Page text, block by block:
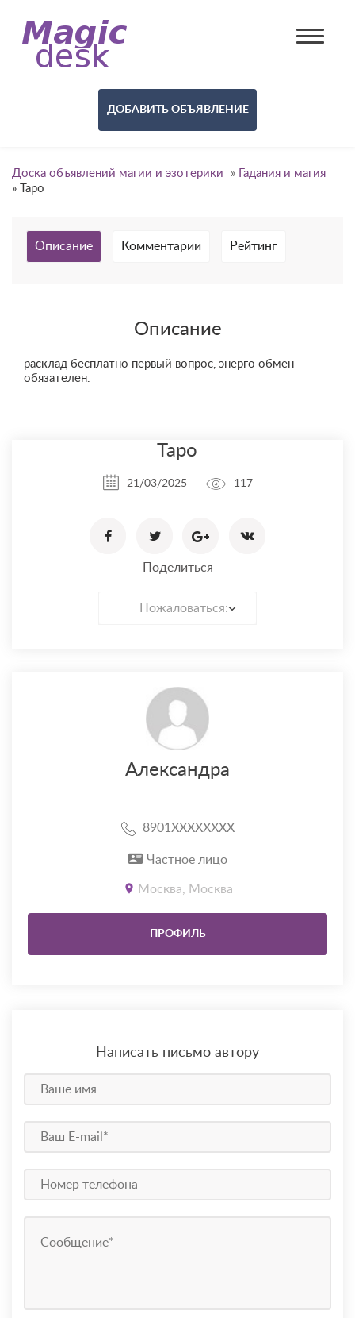
ДОБАВИТЬ ОБЪЯВЛЕНИЕ
Доска объявлений магии и эзотерики »
Гадания и магия
»
Таро
Описание Комментарии Рейтинг
Описание
расклад бесплатно первый вопрос, энерго обмен
обязателен.
Таро
21/03/2025 117
Поделиться
Пожаловаться:
Александра
8901XXXXXXXX
Частное лицо
Москва, Москва
ПРОФИЛЬ
Написать письмо автору